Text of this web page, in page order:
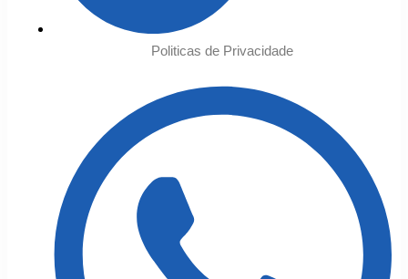
Politicas de Privacidade